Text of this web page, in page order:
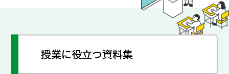
授業に役立つ資料集